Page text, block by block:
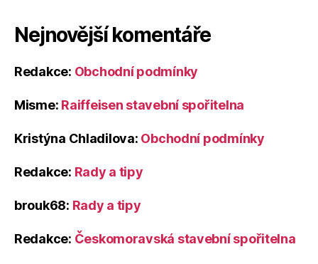
Nejnovější komentáře
Redakce: Obchodní podmínky
Misme: Raiffeisen stavební spořitelna
Kristýna Chladilova: Obchodní podmínky
Redakce: Rady a tipy
brouk68: Rady a tipy
Redakce: Českomoravská stavební spořitelna